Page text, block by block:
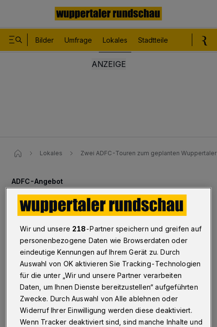
Bilder Umfrage Lokales Stadtteile
Lokales Zwei ADFC-Touren zum geplanten
ADFC-Angebot
Zwei Touren zum geplanten
Wuppertaler Radrundweg
Wuppertal·Der ADFC Wuppertal/Solingen bietet zwei
Touren zum geplanten Radrundweg an, der bis zur
Bundesgartenschau 2031 in Wuppertal fertiggestellt
werden soll.
21.05.2025 , 14:32 Uhr Eine Minute Lesezeit
Wir und unsere 218-Partner speichern und greifen auf
personenbezogene Daten wie Browserdaten oder
eindeutige Kennungen auf Ihrem Gerät zu. Durch
Auswahl von OK aktivieren Sie Tracking-Technologien
für die unter „Wir und unsere Partner verarbeiten
Daten, um Ihnen Dienste bereitzustellen“ aufgeführten
Zwecke. Durch Auswahl von Alle ablehnen oder
Widerruf Ihrer Einwilligung werden diese deaktiviert.
Wenn Tracker deaktiviert sind, sind manche Inhalte und